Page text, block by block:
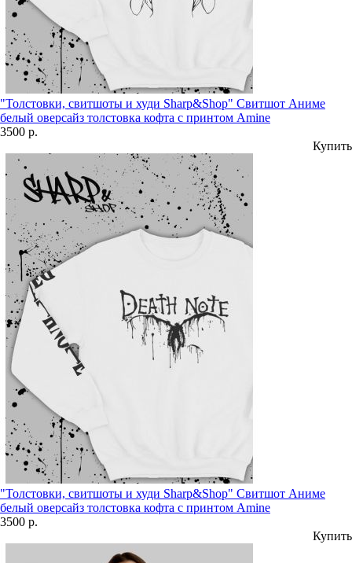
"Толстовки, свитшоты и худи Sharp&Shop" Свитшот Аниме
белый оверсайз толстовка кофта с принтом Amine
3500 р.
Купить
"Толстовки, свитшоты и худи Sharp&Shop" Свитшот Аниме
белый оверсайз толстовка кофта с принтом Amine
3500 р.
Купить